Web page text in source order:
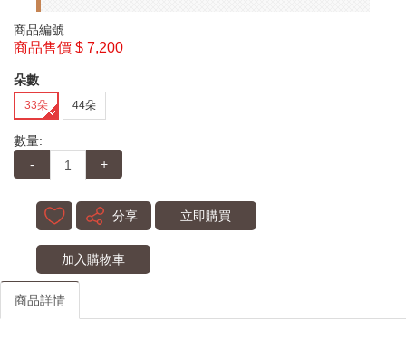
商品編號
商品售價 $ 7,200
朵數
33朵 44朵
數量:
-
+
分享 立即購買
加入購物車
商品詳情